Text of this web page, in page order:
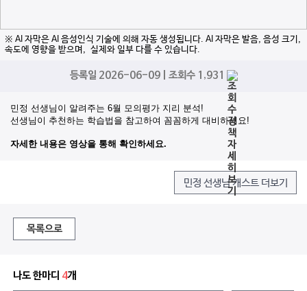
※ AI 자막은 AI 음성인식 기술에 의해 자동 생성됩니다. AI 자막은 발음, 음성 크기,
속도에 영향을 받으며, 실제와 일부 다를 수 있습니다.
등록일 2026-06-09 | 조회수 1,931
민정 선생님이 알려주는 6월 모의평가 지리 분석!
선생님이 추천하는 학습법을 참고하여 꼼꼼하게 대비하세요!
자세한 내용은 영상을 통해 확인하세요.
민정 선생님 캐스트 더보기
목록으로
나도 한마디 4개